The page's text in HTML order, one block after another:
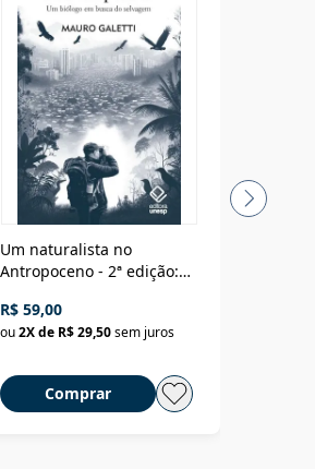
Um naturalista no
Antropoceno - 2ª edição:
selvagem
R$ 59,00
ou2X de R$ 29,50sem juros
Comprar